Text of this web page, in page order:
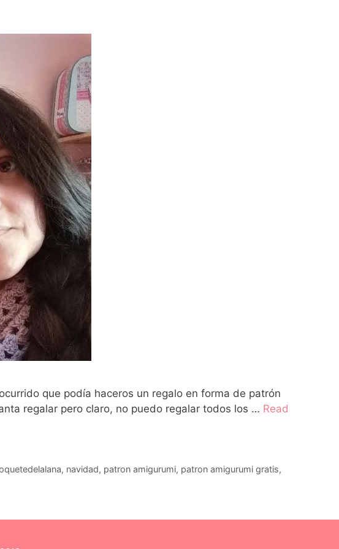
que podía haceros un regalo en forma de patrón
regalar pero claro, no puedo regalar todos los … Read
, navidad, patron amigurumi, patron amigurumi gratis,